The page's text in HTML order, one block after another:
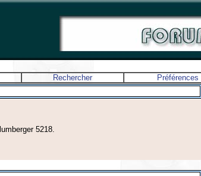
Rechercher Préférences
5218.